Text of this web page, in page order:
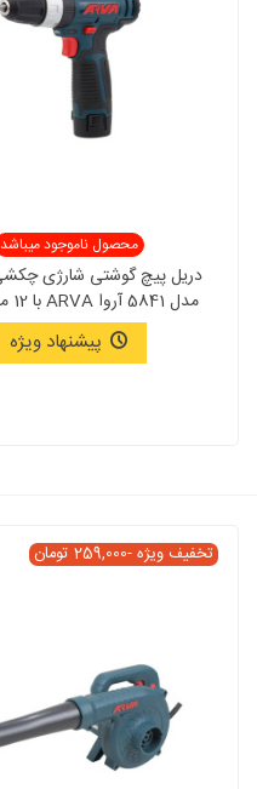
محصول ناموجود میباشد
مدل 5841 آروا ARVA با 12 ماه گارانتی
پیشنهاد ویژه
تخفیف ویژه-259,000 تومان